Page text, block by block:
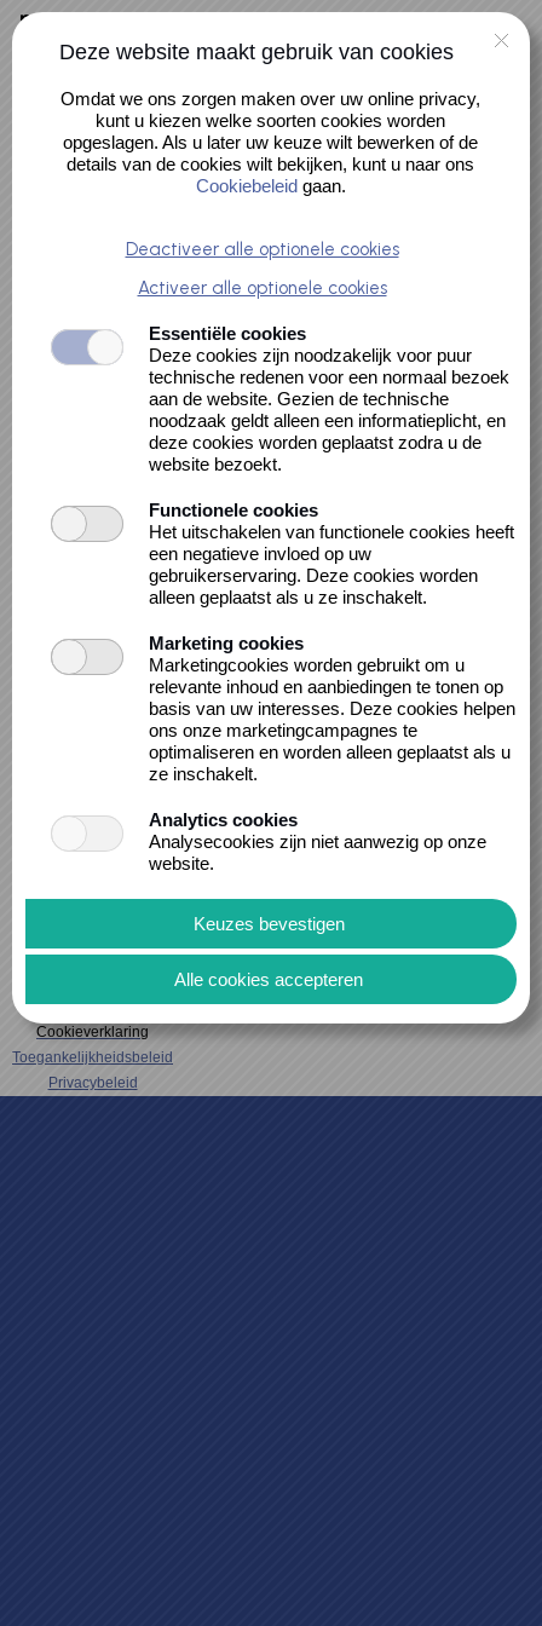
Naar hoofdinhoud
Account
0 artikelen
Abonnemen
Zoek- en filteropties
Muziekpas Band 10
beurten
€ 65,00
Muziekpas
individueel 10
beurten
1
Cookieverklaring
Toegankelijkheidsbeleid
Privacybeleid
Deze website maakt gebruik van cookies
Omdat we ons zorgen maken over uw online privacy,
kunt u kiezen welke soorten cookies worden
opgeslagen. Als u later uw keuze wilt bewerken of de
details van de cookies wilt bekijken, kunt u naar ons
Cookiebeleidgaan.
Deactiveer alle optionele cookies
Activeer alle optionele cookies
Essentiële cookies
Deze cookies zijn noodzakelijk voor puur
technische redenen voor een normaal bezoek
aan de website. Gezien de technische
noodzaak geldt alleen een informatieplicht, en
deze cookies worden geplaatst zodra u de
website bezoekt.
Functionele cookies
Het uitschakelen van functionele cookies heeft
een negatieve invloed op uw
gebruikerservaring. Deze cookies worden
alleen geplaatst als u ze inschakelt.
Marketing cookies
Marketingcookies worden gebruikt om u
relevante inhoud en aanbiedingen te tonen op
basis van uw interesses. Deze cookies helpen
ons onze marketingcampagnes te
optimaliseren en worden alleen geplaatst als u
ze inschakelt.
Analytics cookies
Analysecookies zijn niet aanwezig op onze
website.